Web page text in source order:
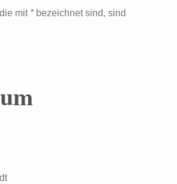
die mit *bezeichnet sind, sind